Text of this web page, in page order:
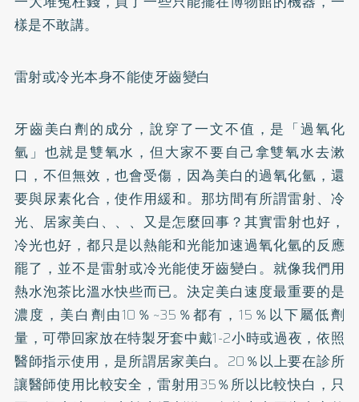
樣是不敢講。
雷射或冷光本身不能使牙齒變白
牙齒美白劑的成分，說穿了一文不值，是「過氧化
氫」也就是雙氧水，但大家不要自己拿雙氧水去漱
口，不但無效，也會受傷，因為美白的過氧化氫，還
要與尿素化合，使作用緩和。那坊間有所謂雷射、冷
光、居家美白、、、又是怎麼回事？其實雷射也好，
冷光也好，都只是以熱能和光能加速過氧化氫的反應
罷了，並不是雷射或冷光能使牙齒變白。就像我們用
熱水泡茶比溫水快些而已。決定美白速度最重要的是
濃度，美白劑由10％~35％都有，15％以下屬低劑
量，可帶回家放在特製牙套中戴1-2小時或過夜，依照
醫師指示使用，是所謂居家美白。20％以上要在診所
讓醫師使用比較安全，雷射用35％所以比較快白，只